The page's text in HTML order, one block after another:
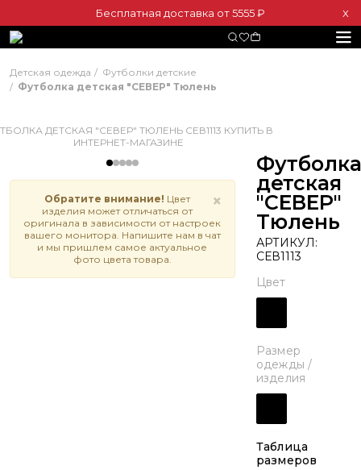
Бесплатная доставка от 5555 ₽ Х
Детская одежда
Футболки детские
Футболка детская "СЕВЕР" Тюлень
×
Обратите внимание! Цвет
изделия может отличаться от
оригинала в зависимости от настроек
вашего монитора. Напишите нам в чат
и мы пришлем самое актуальное
фото цвета товара.
Футболка
детская
"СЕВЕР"
Тюлень
АРТИКУЛ:
СЕВ1113
Цвет
Размер
одежды /
изделия
Таблица
размеров